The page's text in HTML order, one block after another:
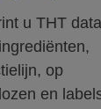
u THT
op
en